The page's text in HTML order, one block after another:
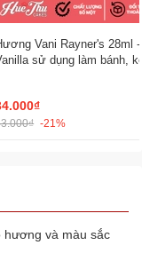
Vani Rayner's 28ml
sử dụng làm bánh,
-21%
hương và màu sắc